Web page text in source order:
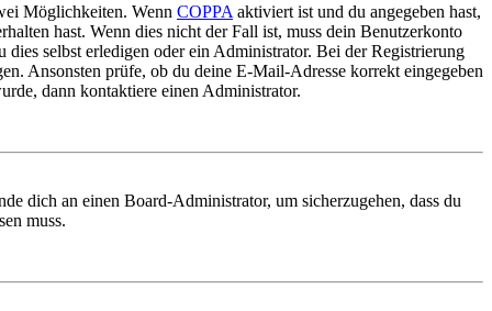
Möglichkeiten. Wenn COPPA aktiviert ist und du angegeben hast,
hast. Wenn dies nicht der Fall ist, muss dein Benutzerkonto
selbst erledigen oder ein Administrator. Bei der Registrierung
Ansonsten prüfe, ob du deine E-Mail-Adresse korrekt eingegeben
dann kontaktiere einen Administrator.
dich an einen Board-Administrator, um sicherzugehen, dass du
muss.